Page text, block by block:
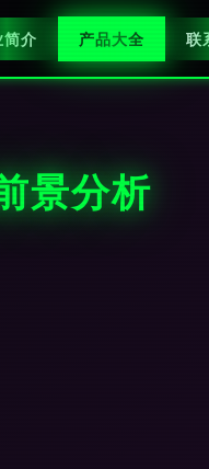
介 产品大全 联
景分析